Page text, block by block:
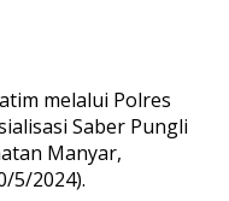
melalui Polres
Saber Pungli
Manyar,
5/2024).